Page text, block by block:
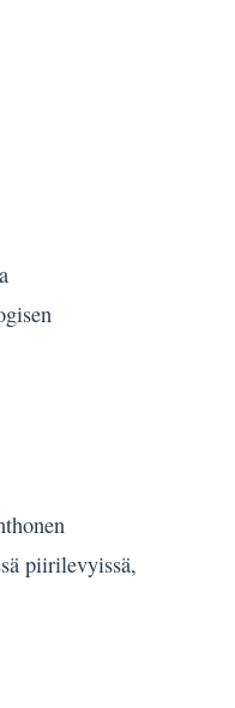
piirilevyissä,